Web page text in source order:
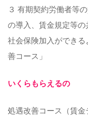
３ 有期契約労働者等
の導入、賃金規定等の
社会保険加入ができ
善コース」
いくらもらえるの
処遇改善コース（賃金